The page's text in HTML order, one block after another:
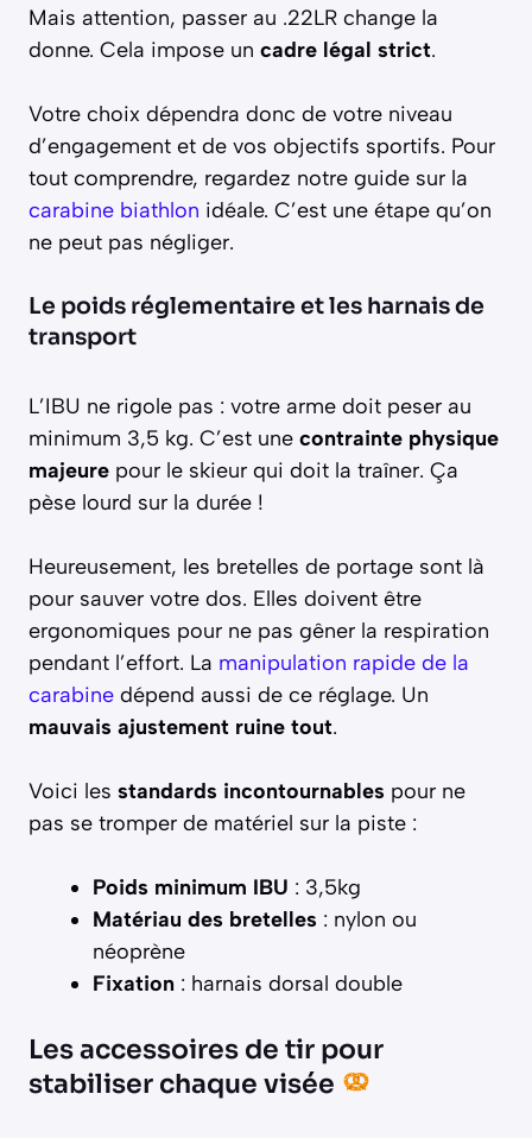
Mais attention, passer au .22LR change la
donne. Cela impose un cadre légal strict.
Votre choix dépendra donc de votre niveau
d’engagement et de vos objectifs sportifs. Pour
tout comprendre, regardez notre guide sur la
carabine biathlon idéale. C’est une étape qu’on
ne peut pas négliger.
Le poids réglementaire et les harnais de
transport
L’IBU ne rigole pas : votre arme doit peser au
minimum 3,5 kg. C’est une contrainte physique
majeure pour le skieur qui doit la traîner. Ça
pèse lourd sur la durée !
Heureusement, les bretelles de portage sont là
pour sauver votre dos. Elles doivent être
ergonomiques pour ne pas gêner la respiration
pendant l’effort. La manipulation rapide de la
carabine dépend aussi de ce réglage. Un
mauvais ajustement ruine tout.
Voici les standards incontournables pour ne
pas se tromper de matériel sur la piste :
Poids minimum IBU : 3,5kg
Matériau des bretelles : nylon ou
néoprène
Fixation : harnais dorsal double
Les accessoires de tir pour
stabiliser chaque visée